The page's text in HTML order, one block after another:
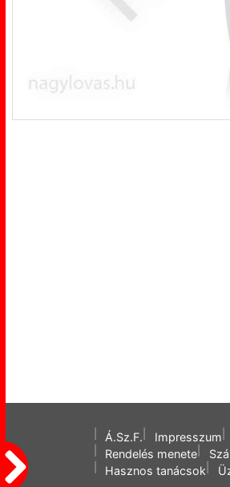
Á.Sz.F. Impresszum
Rendelés menete
Hasznos tanácsok